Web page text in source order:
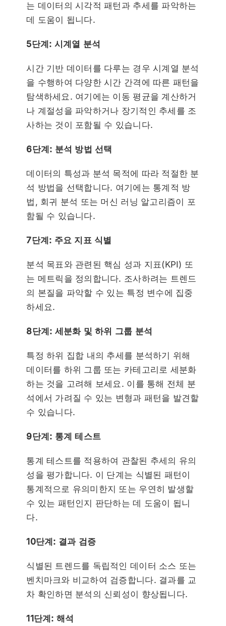
는 데이터의 시각적 패턴과 추세를 파악하는
데 도움이 됩니다.
5단계: 시계열 분석
시간 기반 데이터를 다루는 경우 시계열 분석
을 수행하여 다양한 시간 간격에 따른 패턴을
탐색하세요. 여기에는 이동 평균을 계산하거
나 계절성을 파악하거나 장기적인 추세를 조
사하는 것이 포함될 수 있습니다.
6단계: 분석 방법 선택
데이터의 특성과 분석 목적에 따라 적절한 분
석 방법을 선택합니다. 여기에는 통계적 방
법, 회귀 분석 또는 머신 러닝 알고리즘이 포
함될 수 있습니다.
7단계: 주요 지표 식별
분석 목표와 관련된 핵심 성과 지표(KPI) 또
는 메트릭을 정의합니다. 조사하려는 트렌드
의 본질을 파악할 수 있는 특정 변수에 집중
하세요.
8단계: 세분화 및 하위 그룹 분석
특정 하위 집합 내의 추세를 분석하기 위해
데이터를 하위 그룹 또는 카테고리로 세분화
하는 것을 고려해 보세요. 이를 통해 전체 분
석에서 가려질 수 있는 변형과 패턴을 발견할
수 있습니다.
9단계: 통계 테스트
통계 테스트를 적용하여 관찰된 추세의 유의
성을 평가합니다. 이 단계는 식별된 패턴이
통계적으로 유의미한지 또는 우연히 발생할
수 있는 패턴인지 판단하는 데 도움이 됩니
다.
10단계: 결과 검증
식별된 트렌드를 독립적인 데이터 소스 또는
벤치마크와 비교하여 검증합니다. 결과를 교
차 확인하면 분석의 신뢰성이 향상됩니다.
11단계: 해석